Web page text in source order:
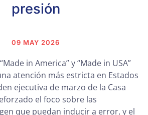
presión
09 MAY 2026
in America” y “Made in USA”
atención más estricta en Estados
ejecutiva de marzo de la Casa
el foco sobre las
que puedan inducir a error, y el